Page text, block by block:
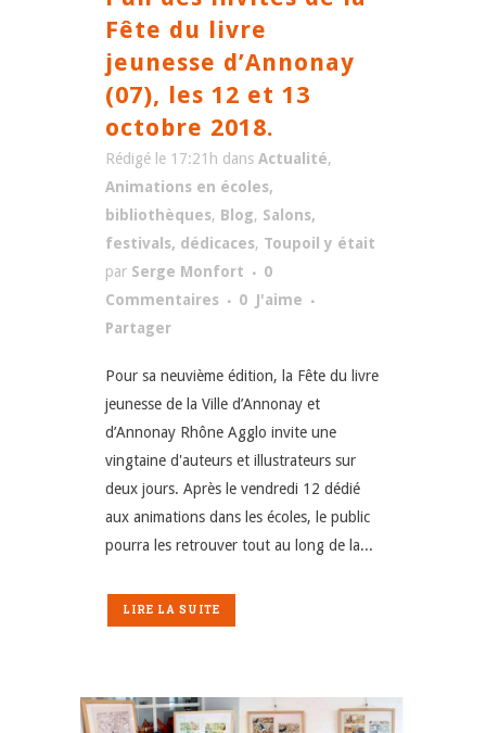
Fête du livre
jeunesse d’Annonay
(07), les 12 et 13
octobre 2018.
Rédigé le 17:21h dans Actualité,
Animations en écoles,
bibliothèques, Blog, Salons,
festivals, dédicaces, Toupoil y était
par Serge Monfort
0
Commentaires
0 J'aime
Partager
Pour sa neuvième édition, la Fête du livre
jeunesse de la Ville d’Annonay et
d’Annonay Rhône Agglo invite une
vingtaine d'auteurs et illustrateurs sur
deux jours. Après le vendredi 12 dédié
aux animations dans les écoles, le public
pourra les retrouver tout au long de la...
LIRE LA SUITE